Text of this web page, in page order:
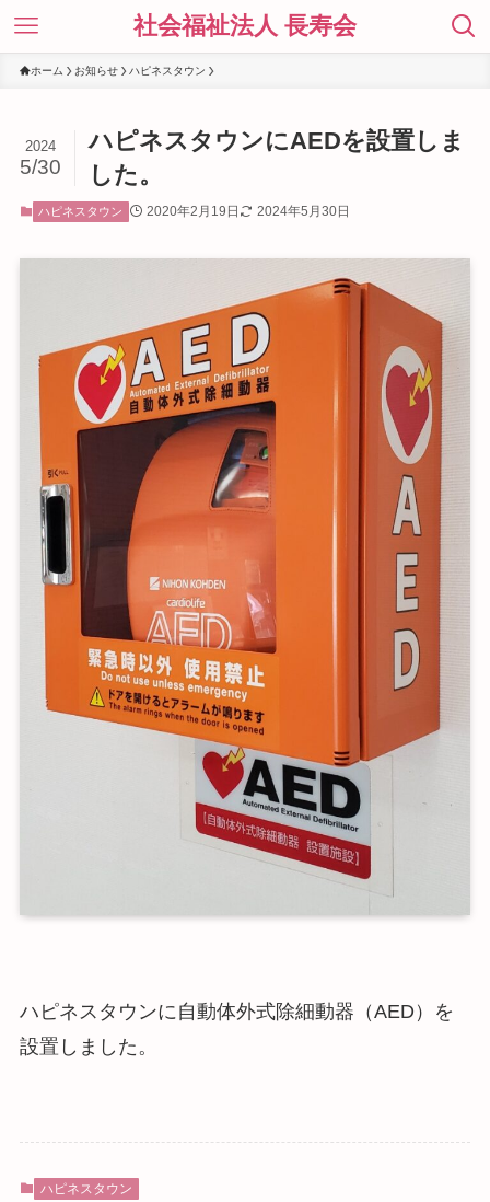
社会福祉法人 長寿会
ホーム お知らせ ハピネスタウン
ハピネスタウンにAEDを設置しま
した。
2024
5/30
ハピネスタウン 2020年2月19日 2024年5月30日
ハピネスタウンに自動体外式除細動器（AED）を
設置しました。
ハピネスタウン